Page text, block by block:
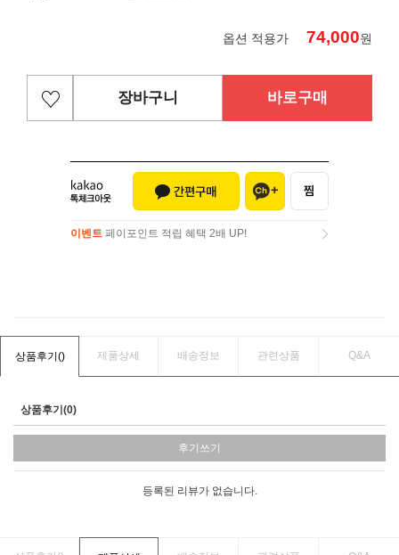
옵션 적용가 74,000원
장바구니 바로구매
이벤트 페이포인트 적립 혜택 2배 UP!
상품후기() 제품상세 배송정보 관련상품 Q&A
상품후기(0)
후기쓰기
등록된 리뷰가 없습니다.